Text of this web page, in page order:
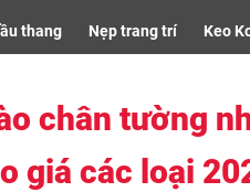
thang Nẹp trang trí Keo
chân tường
giá các loại